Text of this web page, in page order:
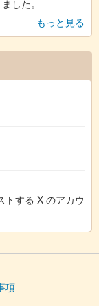
した。
もっと見る
トする X のアカウ
項